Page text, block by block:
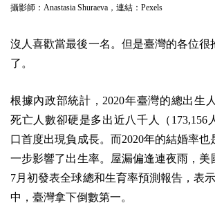
攝影師： Anastasia Shuraeva ，連結： Pexels
沒人喜歡當最後一名。但是臺灣的各位很
了。
根據內政部統計，2020年臺灣的總出生人
死亡人數卻硬是多出近八千人（173,156
口首度出現負成長。而2020年的結婚率也
一步影響了出生率。屋漏偏逢連夜雨，美
7月初發表全球總和生育率預測報告，表
中，臺灣拿下倒數第一。